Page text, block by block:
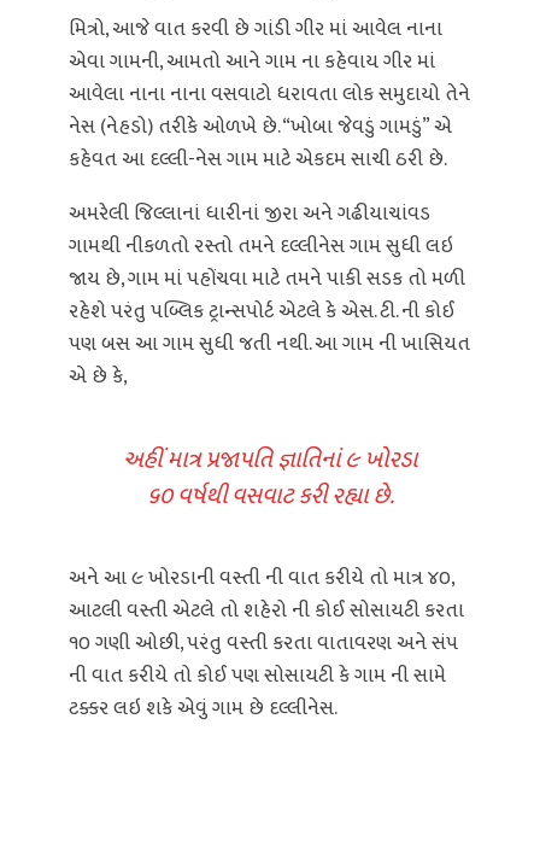
મિત્રો, આજે વાત કરવી છે ગાંડી ગીર માં આવેલ નાના
એવા ગામની, આમતો આને ગામ ના કહેવાય ગીર માં
આવેલા નાના નાના વસવાટો ધરાવતા લોક સમુદાયો તેને
નેસ (નેહડો) તરીકે ઓળખે છે. “ખોબા જેવડું ગામડું” એ
કહેવત આ દલ્લી-નેસ ગામ માટે એકદમ સાચી ઠરી છે.
અમરેલી જિલ્લાનાં ધારીનાં જીરા અને ગઢીયાચાંવડ
ગામથી નીકળતો રસ્તો તમને દલ્લીનેસ ગામ સુધી લઇ
જાય છે, ગામ માં પહોંચવા માટે તમને પાકી સડક તો મળી
રહેશે પરંતુ પબ્લિક ટ્રાન્સપોર્ટ એટલે કે એસ. ટી. ની કોઈ
પણ બસ આ ગામ સુધી જતી નથી. આ ગામ ની ખાસિયત
એ છે કે,
અહીં માત્ર પ્રજાપતિ જ્ઞાતિનાં ૯ ખોરડા
૬૦ વર્ષથી વસવાટ કરી રહ્યા છે.
અને આ ૯ ખોરડાની વસ્તી ની વાત કરીયે તો માત્ર ૪૦,
આટલી વસ્તી એટલે તો શહેરો ની કોઈ સોસાયટી કરતા
૧૦ ગણી ઓછી, પરંતુ વસ્તી કરતા વાતાવરણ અને સંપ
ની વાત કરીયે તો કોઈ પણ સોસાયટી કે ગામ ની સામે
ટક્કર લઇ શકે એવું ગામ છે દલ્લીનેસ.